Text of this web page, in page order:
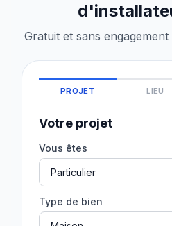
Gratuit et sans
PROJET LIEU
Votre projet
Vous êtes
Type de bien